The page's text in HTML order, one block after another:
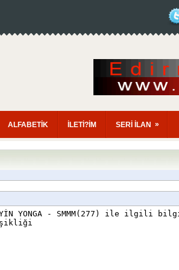
ALFABETİK İLETİ?İM SERİ İLAN »